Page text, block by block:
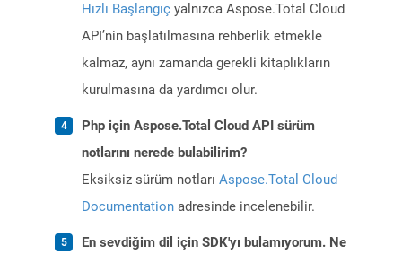
Hızlı Başlangıç yalnızca Aspose.Total Cloud
API’nin başlatılmasına rehberlik etmekle
kalmaz, aynı zamanda gerekli kitaplıkların
kurulmasına da yardımcı olur.
Php için Aspose.Total Cloud API sürüm
notlarını nerede bulabilirim?
Eksiksiz sürüm notları Aspose.Total Cloud
Documentation adresinde incelenebilir.
En sevdiğim dil için SDK'yı bulamıyorum. Ne